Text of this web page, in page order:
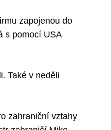
zapojenou do
s pomocí USA
Také v neděli
zahraniční vztahy